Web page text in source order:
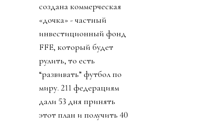
создана коммерческая
«дочка» - частный
инвестиционный фонд
FFE, который будет
рулить, то есть
“развивать” футбол по
миру. 211 федерациям
дали 53 дня принять
этот план и получить 40